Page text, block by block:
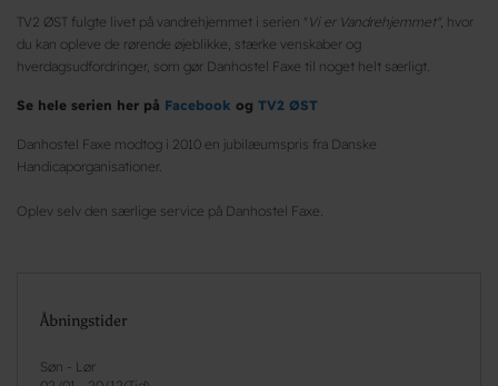
TV2 ØST fulgte livet på vandrehjemmet i serien " Vi er Vandrehjemmet", hvor
du kan opleve de rørende øjeblikke, stærke venskaber og
hverdagsudfordringer, som gør Danhostel Faxe til noget helt særligt.
Se hele serien her på Facebook og TV2 ØST
Danhostel Faxe modtog i 2010 en jubilæumspris fra Danske
Handicaporganisationer.
Oplev selv den særlige service på Danhostel Faxe.
Åbningstider
Søn - Lør